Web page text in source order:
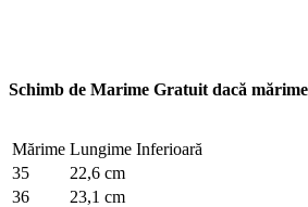
Schimb de Marime Gratuit dacă
Mărime Lungime Inferioară
35
22,6 cm
36
23,1 cm